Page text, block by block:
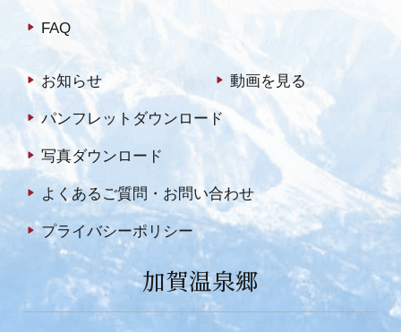
FAQ
お知らせ 動画を見る
パンフレットダウンロード
写真ダウンロード
よくあるご質問・お問い合わせ
プライバシーポリシー
加賀温泉郷